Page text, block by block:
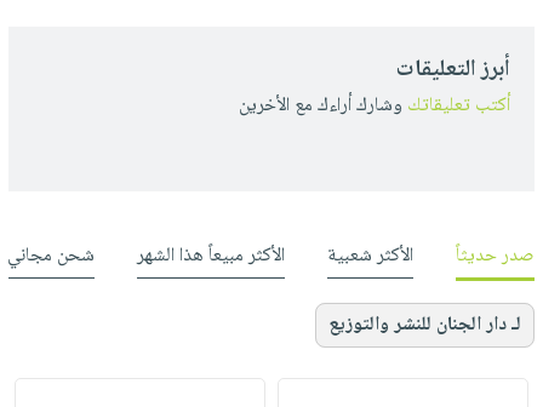
أبرز التعليقات
أكتب تعليقاتك وشارك أراءك مع الأخرين
صدر حديثاً الأكثر شعبية الأكثر مبيعاً هذا الشهر شحن مجاني
لـ دار الجنان للنشر والتوزيع